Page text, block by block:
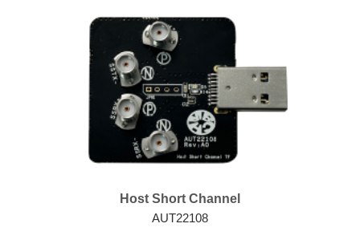
Host Short Channel
AUT22108